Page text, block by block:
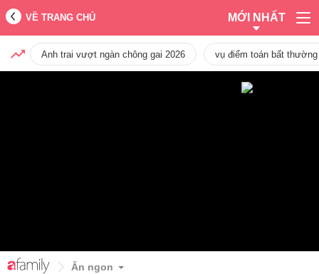
VỀ TRANG CHỦ MỚI NHẤT
Anh trai vượt ngàn chông gai 2026 vụ điểm toán bất
Ăn ngon